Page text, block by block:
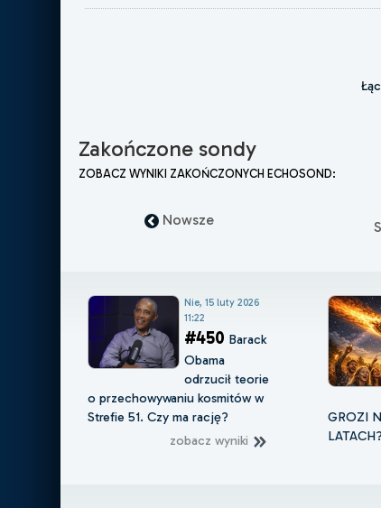
Zakończone sondy
ZOBACZ WYNIKI ZAKOŃCZONYCH ECHOSOND:
Nowsze
Nie, 15 luty 2026
11:22
#450 Barack
Obama
odrzucił teorie
o przechowywaniu kosmitów w
Strefie 51. Czy ma rację?
zobacz wyniki
GROZI
LATACH?